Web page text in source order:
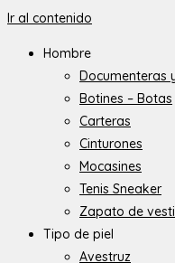
Ir al contenido
Hombre
Documenteras
Botines – Botas
Carteras
Cinturones
Mocasines
Tenis Sneaker
Zapato de
Tipo de piel
Avestruz